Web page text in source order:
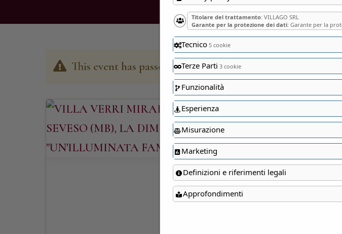
This event has passed
Titolare del trattamento: VILLAGO SRL
Garante per la protezione dei dati: Garante per la
Tecnico 5 cookie
Terze Parti 3 cookie
Funzionalità
Esperienza
Misurazione
Marketing
Definizioni e riferimenti legali
Approfondimenti